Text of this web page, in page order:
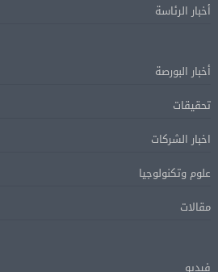
أخبار الرئاسة
أخبار البورصة
تحقيقات
اخبار الشركات
علوم وتكنولوجيا
مقالات
فيديو